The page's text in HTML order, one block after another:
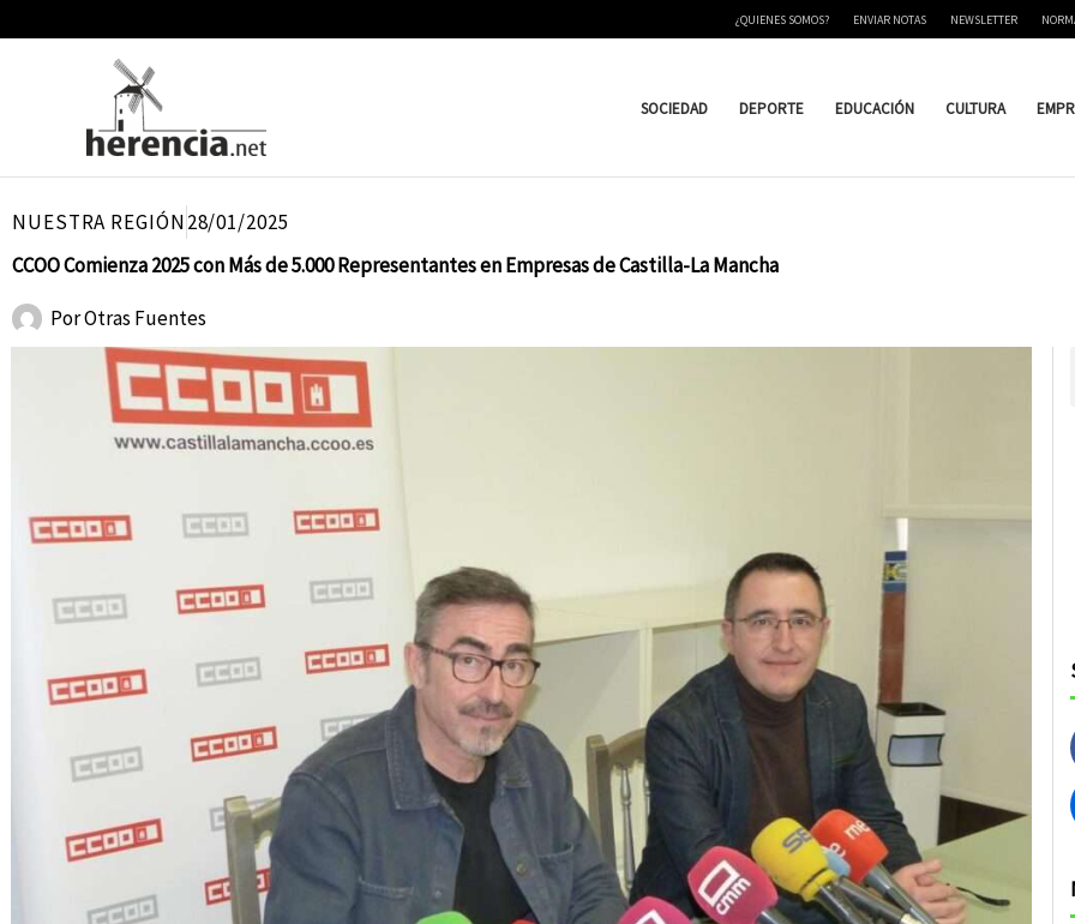
¿QUIENES SOMOS? ENVIAR NOTAS NEWSLETTER
SOCIEDAD DEPORTE EDUCACIÓN CULTURA
NUESTRA REGIÓN28/01/2025
CCOO Comienza 2025 con Más de 5.000 Representantes en Empresas de Castilla-La Mancha
PorOtras Fuentes